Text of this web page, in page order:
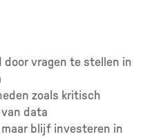
door vragen te stellen in
zoals kritisch
data
blijf investeren in